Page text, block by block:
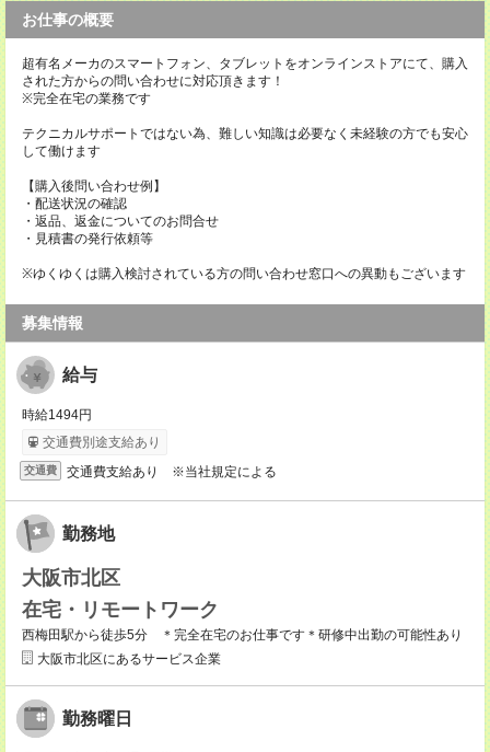
お仕事の概要
超有名メーカのスマートフォン、タブレットをオンラインストアにて、購入
された方からの問い合わせに対応頂きます！
※完全在宅の業務です
テクニカルサポートではない為、難しい知識は必要なく未経験の方でも安心
して働けます
【購入後問い合わせ例】
・配送状況の確認
・返品、返金についてのお問合せ
・見積書の発行依頼等
※ゆくゆくは購入検討されている方の問い合わせ窓口への異動もございます
募集情報
給与
時給1494円
交通費別途支給あり
交通費 交通費支給あり ※当社規定による
勤務地
大阪市北区
在宅・リモートワーク
西梅田駅から徒歩5分 ＊完全在宅のお仕事です＊研修中出勤の可能性あり
大阪市北区にあるサービス企業
勤務曜日